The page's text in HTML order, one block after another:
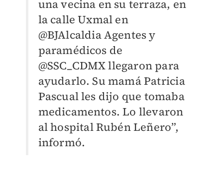
una vecina en su terraza, en
la calle Uxmal en
@BJAlcaldia Agentes y
paramédicos de
@SSC_CDMX llegaron para
ayudarlo. Su mamá Patricia
Pascual les dijo que tomaba
medicamentos. Lo llevaron
al hospital Rubén Leñero”,
informó.